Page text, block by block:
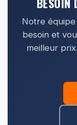
Notre
besoin et
meilleur